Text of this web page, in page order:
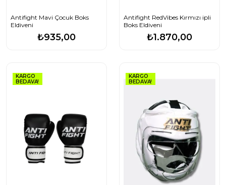
Antifight Mavi Çocuk Boks
Eldiveni
₺935,00
Antifight RedVibes Kırmızı ipli
Boks Eldiveni
₺1.870,00
KARGO
BEDAVA!
KARGO
BEDAVA!